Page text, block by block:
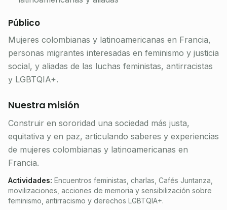
Público
Mujeres colombianas y latinoamericanas en Francia,
personas migrantes interesadas en feminismo y justicia
social, y aliadas de las luchas feministas, antirracistas
y LGBTQIA+.
Nuestra misión
Construir en sororidad una sociedad más justa,
equitativa y en paz, articulando saberes y experiencias
de mujeres colombianas y latinoamericanas en
Francia.
Actividades: Encuentros feministas, charlas, Cafés Juntanza,
movilizaciones, acciones de memoria y sensibilización sobre
feminismo, antirracismo y derechos LGBTQIA+.